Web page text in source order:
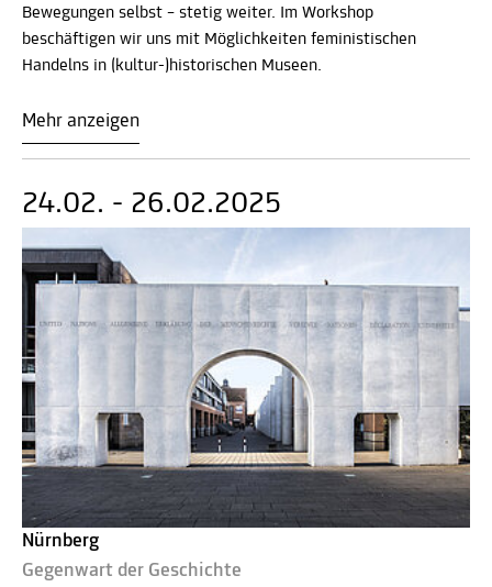
Bewegungen selbst – stetig weiter. Im Workshop
beschäftigen wir uns mit Möglichkeiten feministischen
Handelns in (kultur-)historischen Museen.
Mehr anzeigen
24.02. - 26.02.2025
Nürnberg
Gegenwart der Geschichte